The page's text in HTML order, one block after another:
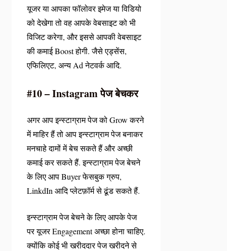
यूजर या आपका फॉलोवर इमेज या विडियो
को देखेगा तो वह आपके वेबसाइट को भी
विजिट करेगा, और इससे आपकी वेबसाइट
की कमाई Boost होगी. जैसे एड्सेंस,
एफिलिएट, अन्य Ad नेटवर्क आदि.
#10 – Instagram पेज बेचकर
अगर आप इन्स्टाग्राम पेज को Grow करने
में माहिर हैं तो आप इन्स्टाग्राम पेज बनाकर
मनचाहे दामों में बेच सकते हैं और अच्छी
कमाई कर सकते हैं. इन्स्टाग्राम पेज बेचने
के लिए आप Buyer फेसबुक ग्रुप,
LinkdIn आदि प्लेटफ़ॉर्म से ढूंड सकते हैं.
इन्स्टाग्राम पेज बेचने के लिए आपके पेज
पर यूजर Engagement अच्छा होना चाहिए.
क्योंकि कोई भी खरीददार पेज खरीदने से